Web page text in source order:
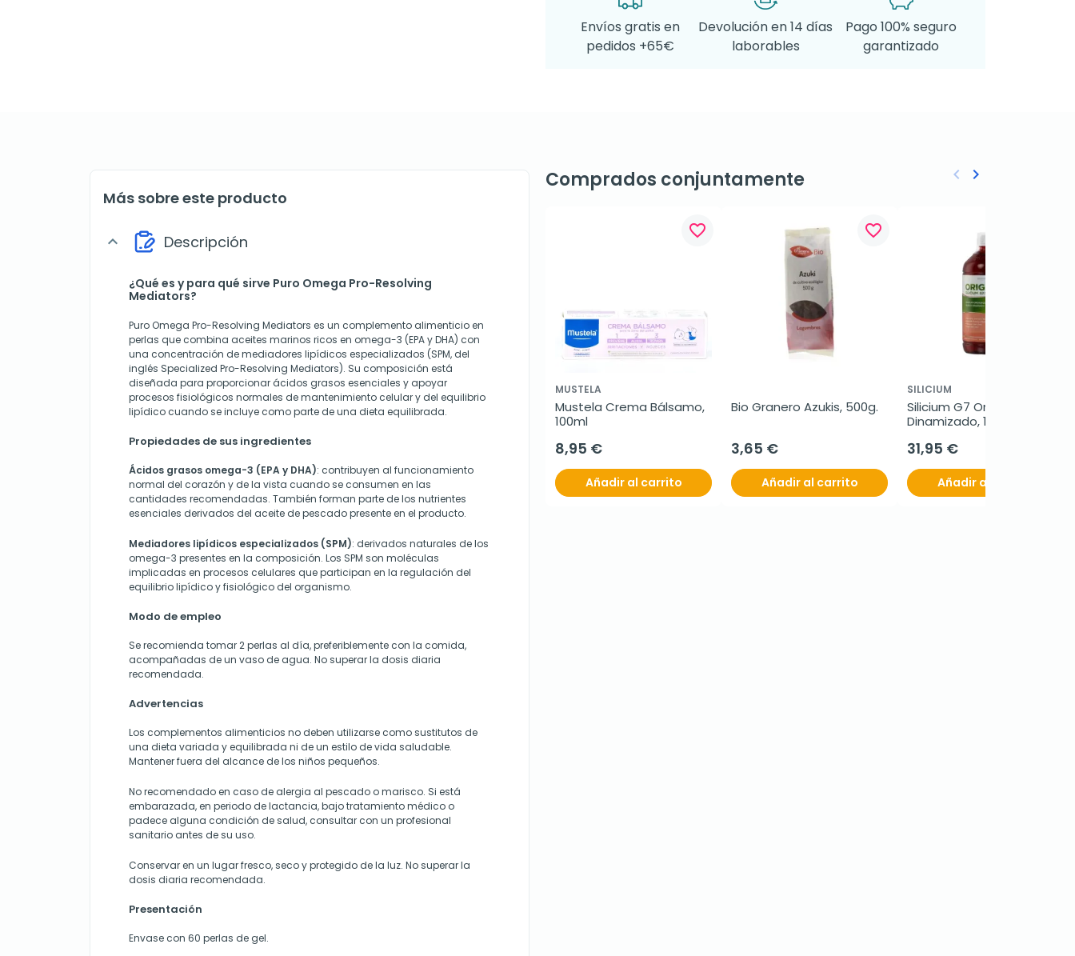
Envíos gratis en
pedidos +65€
Devolución en 14 días
laborables
Pago 100% seguro
garantizado
Más sobre este producto
expand_more Descripción
¿Qué es y para qué sirve Puro Omega Pro-Resolving
Mediators?
Puro Omega Pro-Resolving Mediators es un complemento alimenticio en
perlas que combina aceites marinos ricos en omega-3 (EPA y DHA) con
una concentración de mediadores lipídicos especializados (SPM, del
inglés Specialized Pro-Resolving Mediators). Su composición está
diseñada para proporcionar ácidos grasos esenciales y apoyar
procesos fisiológicos normales de mantenimiento celular y del equilibrio
lipídico cuando se incluye como parte de una dieta equilibrada.
Propiedades de sus ingredientes
Ácidos grasos omega-3 (EPA y DHA): contribuyen al funcionamiento
normal del corazón y de la vista cuando se consumen en las
cantidades recomendadas. También forman parte de los nutrientes
esenciales derivados del aceite de pescado presente en el producto.
Mediadores lipídicos especializados (SPM): derivados naturales de los
omega-3 presentes en la composición. Los SPM son moléculas
implicadas en procesos celulares que participan en la regulación del
equilibrio lipídico y fisiológico del organismo.
Modo de empleo
Se recomienda tomar 2 perlas al día, preferiblemente con la comida,
acompañadas de un vaso de agua. No superar la dosis diaria
recomendada.
Advertencias
Los complementos alimenticios no deben utilizarse como sustitutos de
una dieta variada y equilibrada ni de un estilo de vida saludable.
Mantener fuera del alcance de los niños pequeños.
No recomendado en caso de alergia al pescado o marisco. Si está
embarazada, en periodo de lactancia, bajo tratamiento médico o
padece alguna condición de salud, consultar con un profesional
sanitario antes de su uso.
Conservar en un lugar fresco, seco y protegido de la luz. No superar la
dosis diaria recomendada.
Presentación
Envase con 60 perlas de gel.
Comprados conjuntamente
favorite_border
MUSTELA
Mustela Crema Bálsamo,
100ml
8,95 €
Añadir al carrito
favorite_border
Bio Granero Azukis, 500g.
3,65 €
Añadir al carrito
SILICIUM
Silicium G7 Original Bio
Dinamizado, 1 litro
31,95 €
Añadir al carrito
Anterior
keyboard_arrow_left Siguiente
keyboard_arrow_right